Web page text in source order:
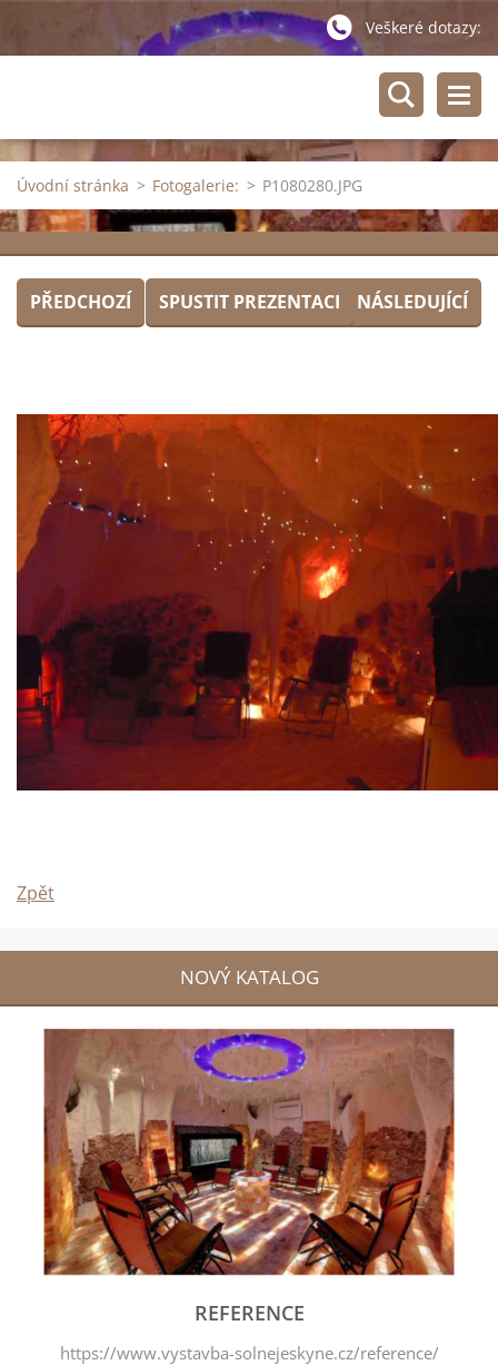
Veškeré dotazy:
Úvodní stránka > Fotogalerie: > P1080280.JPG
PŘEDCHOZÍ SPUSTIT PREZENTACI NÁSLEDUJÍCÍ
Zpět
NOVÝ KATALOG
REFERENCE
https://www.vystavba-solnejeskyne.cz/reference/